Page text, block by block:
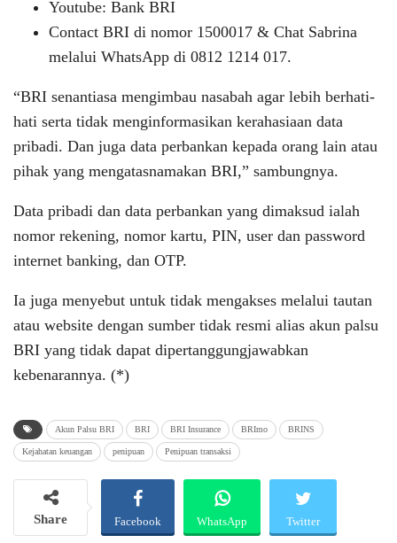
Youtube: Bank BRI
Contact BRI di nomor 1500017 & Chat Sabrina
melalui WhatsApp di 0812 1214 017.
“BRI senantiasa mengimbau nasabah agar lebih berhati-
hati serta tidak menginformasikan kerahasiaan data
pribadi. Dan juga data perbankan kepada orang lain atau
pihak yang mengatasnamakan BRI,” sambungnya.
Data pribadi dan data perbankan yang dimaksud ialah
nomor rekening, nomor kartu, PIN, user dan password
internet banking, dan OTP.
Ia juga menyebut untuk tidak mengakses melalui tautan
atau website dengan sumber tidak resmi alias akun palsu
BRI yang tidak dapat dipertanggungjawabkan
kebenarannya. (*)
Akun Palsu BRI BRI BRI Insurance BRImo BRINS
Kejahatan keuangan penipuan Penipuan transaksi
Share Facebook WhatsApp Twitter